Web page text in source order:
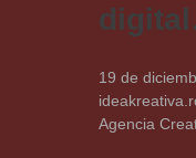
19 de
Agencia